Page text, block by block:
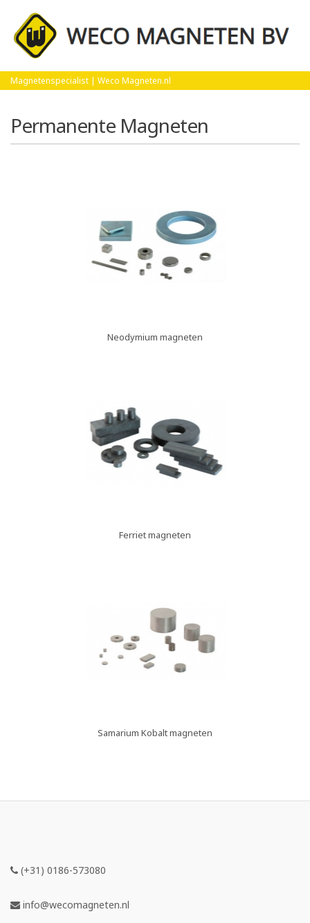
Magnetenspecialist | Weco Magneten.nl
Home Permanente Magneten
Permanente Magneten
Neodymium magneten
Ferriet magneten
Samarium Kobalt magneten
(+31) 0186-573080
info@wecomagneten.nl